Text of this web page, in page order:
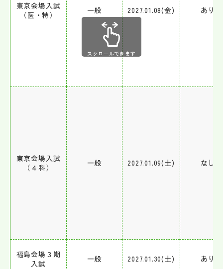
東京会場入試
（医・特）
一般 2027.01.08(金) あり
東京会場入試
（４科）
一般 2027.01.09(土) なし
福島会場３期
入試
一般 2027.01.30(土) あり
スクロールできます